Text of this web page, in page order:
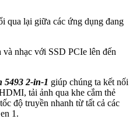
qua lại giữa các ứng dụng đang
nhạc với SSD PCIe lên đến
5493 2-in-1 giúp chúng ta kết nối
tải ảnh qua khe cắm thẻ
độ truyền nhanh từ tất cả các
1.